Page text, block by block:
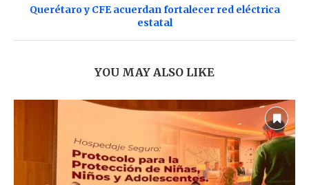
Querétaro y CFE acuerdan fortalecer red eléctrica
estatal
YOU MAY ALSO LIKE